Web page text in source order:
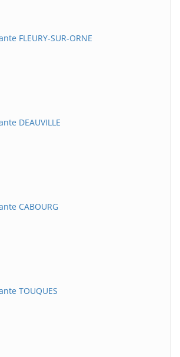
FLEURY-SUR-ORNE
DEAUVILLE
CABOURG
TOUQUES